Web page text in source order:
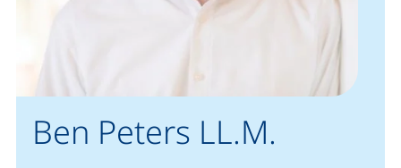
Ben Peters LL.M.